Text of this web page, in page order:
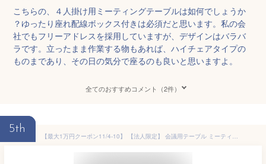
こちらの、４人掛け用ミーティングテーブルは如何でしょうか
？ゆったり座れ配線ボックス付きは必須だと思います。私の会
社でもフリーアドレスを採用していますが、デザインはバラバ
ラです。立ったまま作業する物もあれば、ハイチェアタイプの
ものまであり、その日の気分で座るのも良いと思いますよ。
全てのおすすめコメント（2件）
5th
【最大1万円クーポン11/4-10】 【法人限定】 会議用テーブル ミーティングテーブル 幅1800×奥行900×高さ720mm コンセント付き おしゃれ フリーアドレスデスク 180×90cm 幅180cm RFFMT-1890